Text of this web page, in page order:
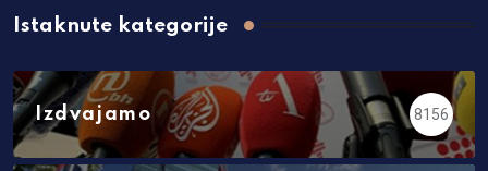
Istaknute kategorije
Izdvajamo 8156